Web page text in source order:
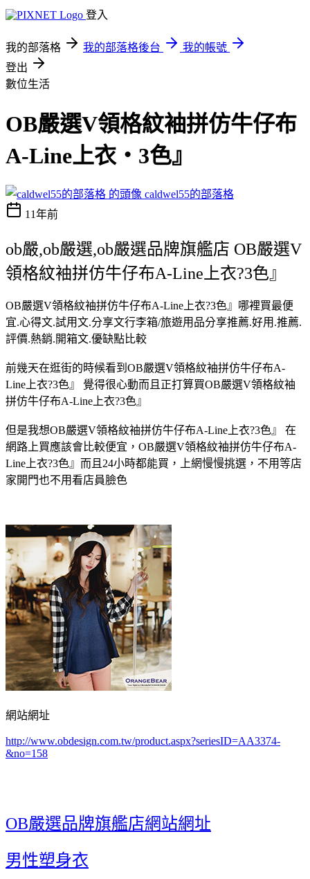
登入
我的部落格 我的部落格後台
我的帳號
登出
數位生活
OB嚴選V領格紋袖拼仿牛仔布
A-Line上衣‧3色』
caldwel55的部落格
11年前
ob嚴,ob嚴選,ob嚴選品牌旗艦店 OB嚴選V
領格紋袖拼仿牛仔布A-Line上衣?3色』
OB嚴選V領格紋袖拼仿牛仔布A-Line上衣?3色』哪裡買最便
宜.心得文.試用文.分享文行李箱/旅遊用品分享推薦.好用.推薦.
評價.熱銷.開箱文.優缺點比較
前幾天在逛街的時候看到OB嚴選V領格紋袖拼仿牛仔布A-
Line上衣?3色』 覺得很心動而且正打算買OB嚴選V領格紋袖
拼仿牛仔布A-Line上衣?3色』
但是我想OB嚴選V領格紋袖拼仿牛仔布A-Line上衣?3色』 在
網路上買應該會比較便宜，OB嚴選V領格紋袖拼仿牛仔布A-
Line上衣?3色』而且24小時都能買，上網慢慢挑選，不用等店
家開門也不用看店員臉色
網站網址
http://www.obdesign.com.tw/product.aspx?seriesID=AA3374-
&no=158
OB嚴選品牌旗艦店網站網址
男性塑身衣